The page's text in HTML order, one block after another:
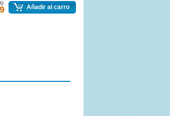
Añadir al carro